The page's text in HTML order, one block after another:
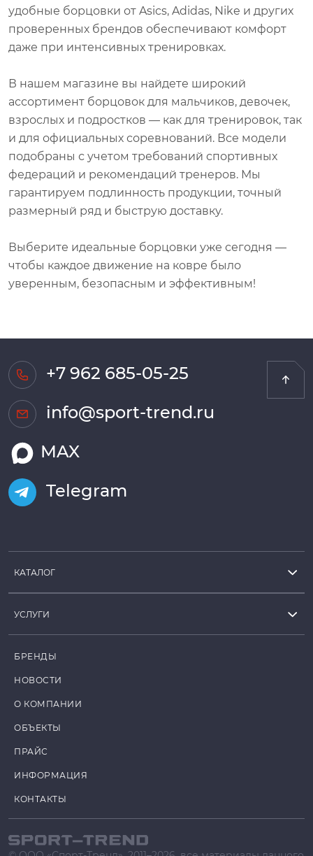
удобные борцовки от Asics, Adidas, Nike и других
проверенных брендов обеспечивают комфорт
даже при интенсивных тренировках.
В нашем магазине вы найдете широкий
ассортимент борцовок для мальчиков, девочек,
взрослых и подростков — как для тренировок, так
и для официальных соревнований. Все модели
подобраны с учетом требований спортивных
федераций и рекомендаций тренеров. Мы
гарантируем подлинность продукции, точный
размерный ряд и быструю доставку.
Выберите идеальные борцовки уже сегодня —
чтобы каждое движение на ковре было
уверенным, безопасным и эффективным!
+7 962 685-05-25
info@sport-trend.ru
MAX
Telegram
КАТАЛОГ
УСЛУГИ
БРЕНДЫ
НОВОСТИ
О КОМПАНИИ
ОБЪЕКТЫ
ПРАЙС
ИНФОРМАЦИЯ
КОНТАКТЫ